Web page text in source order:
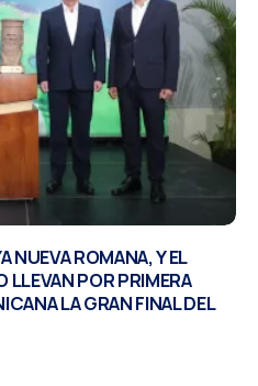
NUEVA ROMANA, Y EL
LLEVAN POR PRIMERA
LA GRAN FINAL DEL